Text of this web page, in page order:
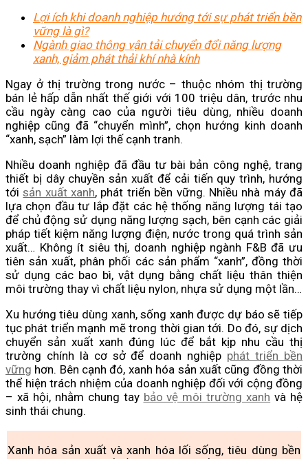
Lợi ích khi doanh nghiệp hướng tới sự phát triển bền
vững là gì?
Ngành giao thông vận tải chuyển đổi năng lượng
xanh, giảm phát thải khí nhà kính
Ngay ở thị trường trong nước – thuộc nhóm thị trường
bán lẻ hấp dẫn nhất thế giới với 100 triệu dân, trước nhu
cầu ngày càng cao của người tiêu dùng, nhiều doanh
nghiệp cũng đã “chuyển mình”, chọn hướng kinh doanh
“xanh, sạch” làm lợi thế cạnh tranh.
Nhiều doanh nghiệp đã đầu tư bài bản công nghệ, trang
thiết bị dây chuyền sản xuất để cải tiến quy trình, hướng
tớisản xuất xanh, phát triển bền vững. Nhiều nhà máy đã
lựa chọn đầu tư lắp đặt các hệ thống năng lượng tái tạo
để chủ động sử dụng năng lượng sạch, bên cạnh các giải
pháp tiết kiệm năng lượng điện, nước trong quá trình sản
xuất… Không ít siêu thị, doanh nghiệp ngành F&B đã ưu
tiên sản xuất, phân phối các sản phẩm “xanh”, đồng thời
sử dụng các bao bì, vật dụng bằng chất liệu thân thiện
môi trường thay vì chất liệu nylon, nhựa sử dụng một lần…
Xu hướng tiêu dùng xanh, sống xanh được dự báo sẽ tiếp
tục phát triển mạnh mẽ trong thời gian tới. Do đó, sự dịch
chuyển sản xuất xanh đúng lúc để bắt kịp nhu cầu thị
trường chính là cơ sở để doanh nghiệp phát triển bền
vững hơn. Bên cạnh đó, xanh hóa sản xuất cũng đồng thời
thể hiện trách nhiệm của doanh nghiệp đối với cộng đồng
– xã hội, nhằm chung tay bảo vệ môi trường xanh và hệ
sinh thái chung.
Xanh hóa sản xuất và xanh hóa lối sống, tiêu dùng bền